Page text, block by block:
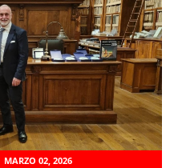
MARZO 02, 2026